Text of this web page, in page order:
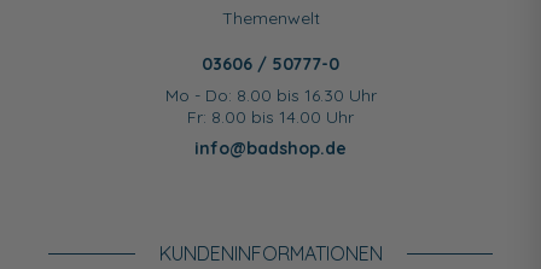
Themenwelt
03606 / 50777-0
Mo - Do: 8.00 bis 16.30 Uhr
Fr: 8.00 bis 14.00 Uhr
info@badshop.de
KUNDEN­INFORMATIONEN